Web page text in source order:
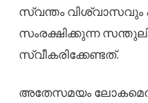
സ്വന്തം വിശ്വാസവും
സംരക്ഷിക്കുന്ന
സ്വീകരിക്കേണ്ടത്.
അതേസമയം